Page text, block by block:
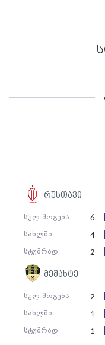
რუსთავი
სულ მოგება 6
სახლში 4
სტუმრად 2
მეშახტე
სულ მოგება 2
სახლში 1
სტუმრად 1